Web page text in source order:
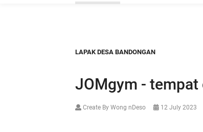
LAPAK DESA BANDONGAN
JOMgym - tempat
Create By Wong nDeso 12 July 2023